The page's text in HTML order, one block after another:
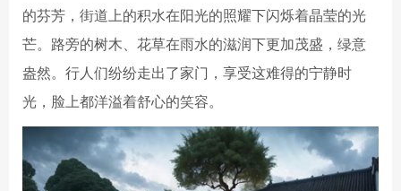
的芬芳，街道上的积水在阳光的照耀下闪烁着晶莹的光
芒。路旁的树木、花草在雨水的滋润下更加茂盛，绿意
盎然。行人们纷纷走出了家门，享受这难得的宁静时
光，脸上都洋溢着舒心的笑容。